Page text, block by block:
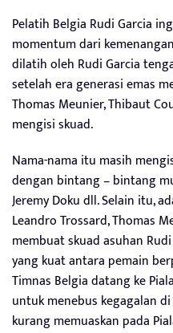
Pelatih Belgia Rudi Garcia
momentum dari
dilatih oleh Rudi Garcia
setelah era generasi emas
Thomas Meunier, Thibaut
mengisi skuad.
Nama-nama itu masih
dengan bintang – bintang
Jeremy Doku dll. Selain itu,
Leandro Trossard, Thomas
membuat skuad asuhan
yang kuat antara pemain
Timnas Belgia datang ke
untuk menebus kegagalan
kurang memuaskan pada